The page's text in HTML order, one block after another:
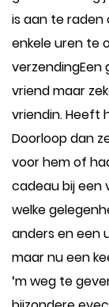
is aan te raden
enkele uren te
verzendingEen
vriend maar
vriendin. Heeft
Doorloop dan
voor hem of
cadeau bij een
welke
anders en een
maar nu een
‘m weg te